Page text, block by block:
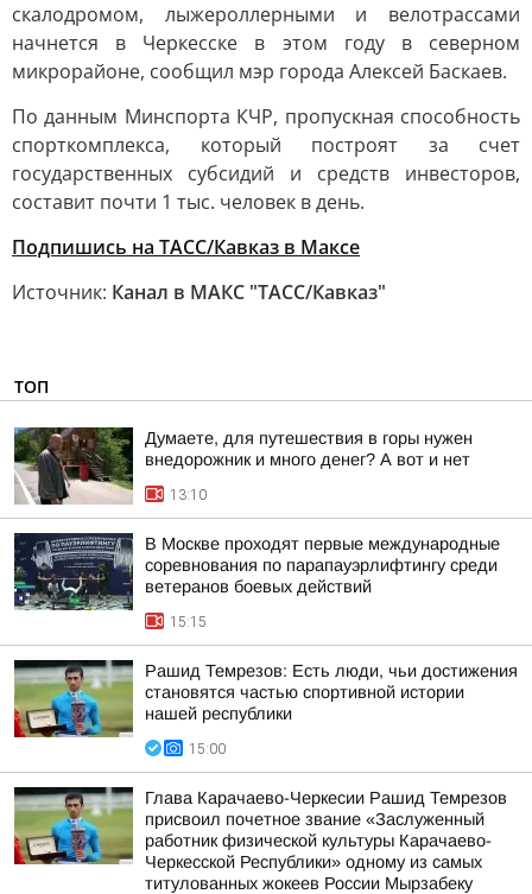
скалодромом, лыжероллерными и велотрассами
начнется в Черкесске в этом году в северном
микрорайоне, сообщил мэр города Алексей Баскаев.
По данным Минспорта КЧР, пропускная способность
спорткомплекса, который построят за счет
государственных субсидий и средств инвесторов,
составит почти 1 тыс. человек в день.
Подпишись на ТАСС/Кавказ в Максе
Источник: Канал в МАКС "ТАСС/Кавказ"
ТОП
Думаете, для путешествия в горы нужен
внедорожник и много денег? А вот и нет
13:10
В Москве проходят первые международные
соревнования по парапауэрлифтингу среди
ветеранов боевых действий
15:15
Рашид Темрезов: Есть люди, чьи достижения
становятся частью спортивной истории
нашей республики
15:00
Глава Карачаево-Черкесии Рашид Темрезов
присвоил почетное звание «Заслуженный
работник физической культуры Карачаево-
Черкесской Республики» одному из самых
титулованных жокеев России Мырзабеку